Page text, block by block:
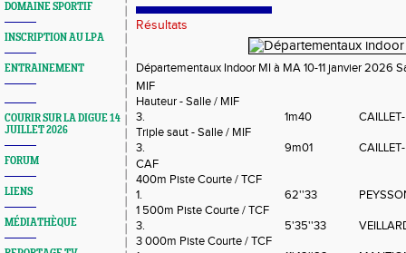
DOMAINE SPORTIF
INSCRIPTION AU LPA
ENTRAINEMENT
COURIR SUR LA DIGUE 14
JUILLET 2026
FORUM
LIENS
MÉDIATHÈQUE
Résultats
Départementaux Indoor MI à MA 10-11 janvier 2026
MIF
Hauteur - Salle / MIF
3.
1m40
Triple saut - Salle / MIF
3.
9m01
CAF
400m Piste Courte / TCF
1.
62''33
1 500m Piste Courte / TCF
3.
5'35''33
3 000m Piste Courte / TCF